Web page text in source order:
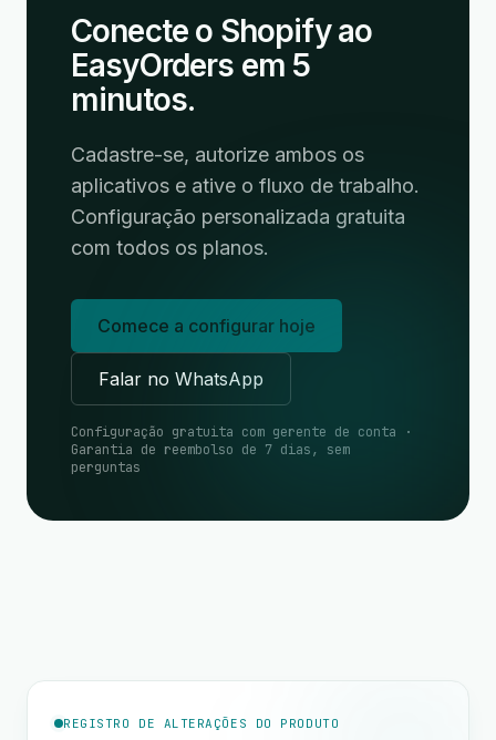
Conecte o Shopify ao
EasyOrders em 5
minutos.
Cadastre-se, autorize ambos os
aplicativos e ative o fluxo de trabalho.
Configuração personalizada gratuita
com todos os planos.
Comece a configurar hoje
Falar no WhatsApp
Configuração gratuita com gerente de conta ·
Garantia de reembolso de 7 dias, sem
perguntas
REGISTRO DE ALTERAÇÕES DO PRODUTO